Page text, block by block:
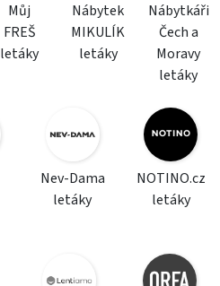
Můj
FREŠ
letáky
Nábytek
MIKULÍK
letáky
Nábytkáři
Čech a
Moravy
letáky
Nev-Dama
letáky
NOTINO.cz
letáky